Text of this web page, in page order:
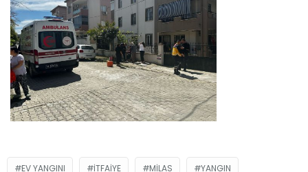
EV YANGINI ITFAIYE MILAS YANGIN